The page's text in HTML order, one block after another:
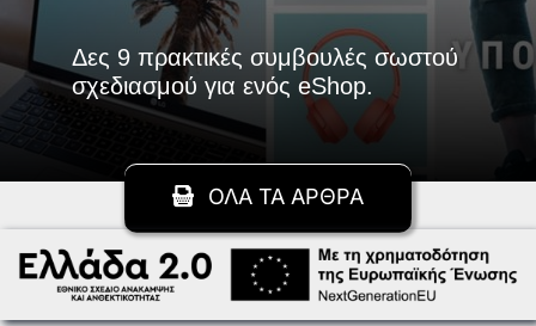
Δες 9 πρακτικές συμβουλές σωστού
σχεδιασμού για ενός eShop.
ΟΛΑ ΤΑ ΑΡΘΡΑ